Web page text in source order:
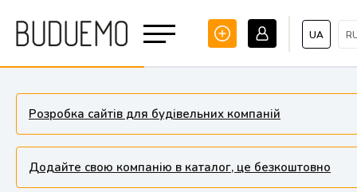
UA
Розробка сайтів для будівельних компаній
Додайте свою компанію в каталог, це безкоштовно